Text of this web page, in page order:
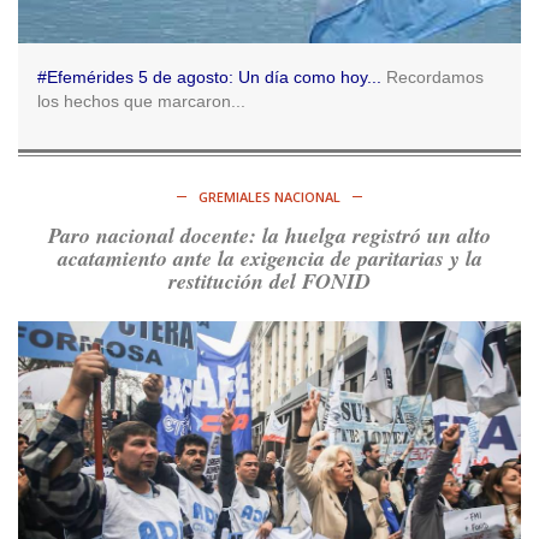
RT @caortega64:https://t.co/q6PsJKqeuz
Consenso Patagónico
derechos y por su organización. Hoy lo vuelven a intentar.
Ver en X
@consensopatagon
5d
RT@caortega64: A #50AñosDelGolpe, la memoria es
presente y es futuro. https://t.co/uhRcKnCCc5
Ver en X
Consenso Patagónico
@consensopatagon
5d
#Efemérides 5 de agosto: Un día como hoy... Recordamos
los hechos que marcaron...
GREMIALES NACIONAL
Paro nacional docente: la huelga registró un alto
acatamiento ante la exigencia de paritarias y la
restitución del FONID